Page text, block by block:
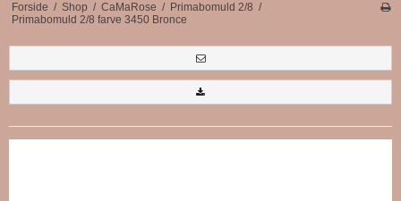
Forside / Shop / CaMaRose / Primabomuld 2/8 /
Primabomuld 2/8 farve 3450 Bronce